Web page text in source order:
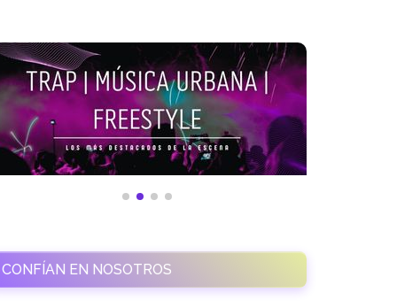
CONFÍAN EN NOSOTROS